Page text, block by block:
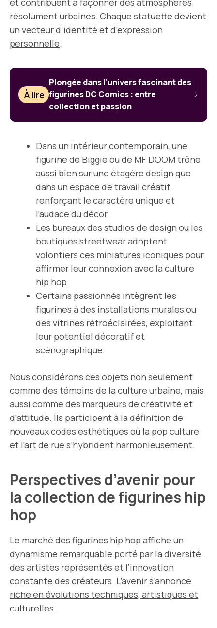
et contribuent à façonner des atmosphères
résolument urbaines. Chaque statuette devient
un vecteur d’identité et d’expression
personnelle.
À lire
Plongée dans l’univers fascinant des
figurines DC Comics : entre
collection et passion
Dans un intérieur contemporain, une
figurine de Biggie ou de MF DOOM trône
aussi bien sur une étagère design que
dans un espace de travail créatif,
renforçant le caractère unique et
l’audace du décor.
Les bureaux des studios de design ou les
boutiques streetwear adoptent
volontiers ces miniatures iconiques pour
affirmer leur connexion avec la culture
hip hop.
Certains passionnés intègrent les
figurines à des installations murales ou
des vitrines rétroéclairées, exploitant
leur potentiel décoratif et
scénographique.
Nous considérons ces objets non seulement
comme des témoins de la culture urbaine, mais
aussi comme des marqueurs de créativité et
d’attitude. Ils participent à la définition de
nouveaux codes esthétiques où la pop culture
et l’art de rue s’hybrident harmonieusement.
Perspectives d’avenir pour
la collection de figurines hip
hop
Le marché des figurines hip hop affiche un
dynamisme remarquable porté par la diversité
des artistes représentés et l’innovation
constante des créateurs. L’avenir s’annonce
riche en évolutions techniques, artistiques et
culturelles.